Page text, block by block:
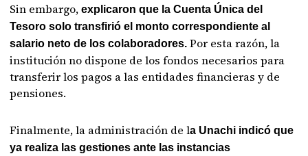
Sin embargo,explicaron que la Cuenta Única del
Tesoro solo transfirió el monto correspondiente al
salario neto de los colaboradores.Por esta razón, la
institución no dispone de los fondos necesarios para
transferir los pagos a las entidades financieras y de
pensiones.
Finalmente, la administración de la Unachi indicó que
ya realiza las gestiones ante las instancias